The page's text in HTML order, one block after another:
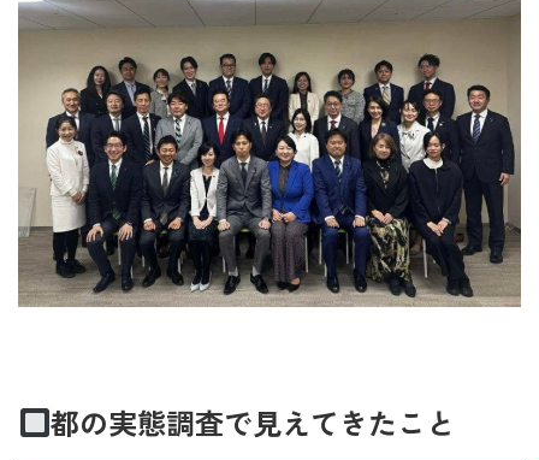
都の実態調査で見えてきたこと